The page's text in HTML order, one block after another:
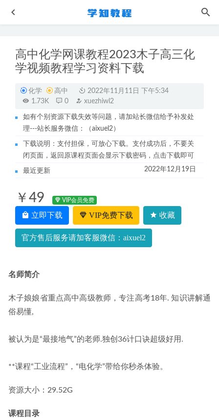
高中化学网课教程2023木子高三化
学视频教程学习资料下载
化学 高中
2022年11月11日 下午5:34
1.73K
0 xuezhiwl2
如有个别资源下载失效等问题，请加站长微信给予补发处
理---站长服务微信：（aixuel2）
下载说明：支付担保，可放心下载。支付成功后，不要关
闭页面，返回原课程页面会显示下载密码，点击下载即可
最近更新 2022年12月19日
￥49 VIP会员免费
立即下载 VIP免费下载 收藏
官方售后服务请加客服微信：aixuel2
名师简介
木子娘娘省重点高中高级教师，专注高考18年. 知识讲解通
俗易懂,
被认为是“最接地气”的老师.独创36计口诀超级好用.
**课程“工业流程”，“电化学”带给你秒杀体验。
资源大小：29.52G
课程目录
张华高中数学网课作业帮2023张华高一数学a+教程全年班
（暑/秋/寒/春/班） 2024-01-17
俄语网课教程新概念俄语视频教程
2022-11-04
高途2025周欣高三地理一二三轮复习全年班 2025-08-08
21年杨洋高中语文视频教程+讲义全年班（春季班+寒假班
作业帮2023邓康尧高三生物a+班高考二轮复习视频教程+课
堂笔记寒假班 2023-05-04